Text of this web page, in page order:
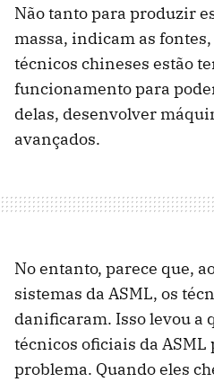
Não tanto para produzir
massa, indicam as
técnicos chineses estão
funcionamento para
delas, desenvolver
avançados.
No entanto, parece que,
sistemas da ASML, os
danificaram. Isso levou a
técnicos oficiais da ASML
problema. Quando eles